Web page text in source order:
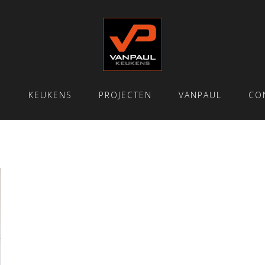
KEUKENS PROJECTEN VANPAUL